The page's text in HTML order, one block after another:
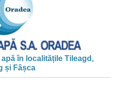
în localitățile Tileagd,
și Fâșca